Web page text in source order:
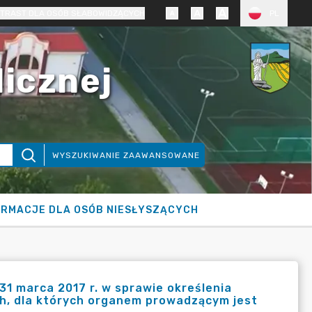
WYSZUKIWANIE ZAAWANSOWANE
DLA OSÓB NIESŁYSZĄCYCH
marca 2017 r. w sprawie określenia
dla których organem prowadzącym jest